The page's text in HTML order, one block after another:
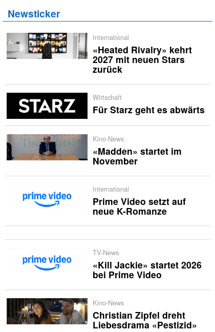
Newsticker
International
«Heated Rivalry» kehrt
2027 mit neuen Stars
zurück
Wirtschaft
Für Starz geht es abwärts
Kino-News
«Madden» startet im
November
International
Prime Video setzt auf
neue K-Romanze
TV-News
«Kill Jackie» startet 2026
bei Prime Video
Kino-News
Christian Zipfel dreht
Liebesdrama «Pestizid»